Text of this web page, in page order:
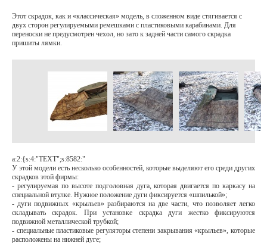
Этот скрадок, как и «классическая» модель, в сложенном виде стягивается с
двух сторон регулируемыми ремешками с пластиковыми карабинами. Для
переноски не предусмотрен чехол, но зато к задней части самого скрадка
пришиты лямки.
a:2:{s:4:"TEXT";s:8582:"
У этой модели есть несколько особенностей, которые выделяют его среди других
скрадков этой фирмы:
- регулируемая по высоте подголовная дуга, которая двигается по каркасу на
специальной втулке. Нужное положение дуги фиксируется «шпилькой»;
- дуги подвижных «крыльев» разбираются на две части, что позволяет легко
складывать скрадок. При установке скрадка дуги жестко фиксируются
подвижной металлической трубкой;
- специальные пластиковые регуляторы степени закрывания «крыльев», которые
расположены на нижней дуге;